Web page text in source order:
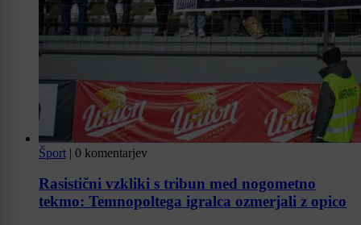
Šport | 0 komentarjev
Rasistični vzkliki s tribun med nogometno
tekmo: Temnopoltega igralca ozmerjali z opico